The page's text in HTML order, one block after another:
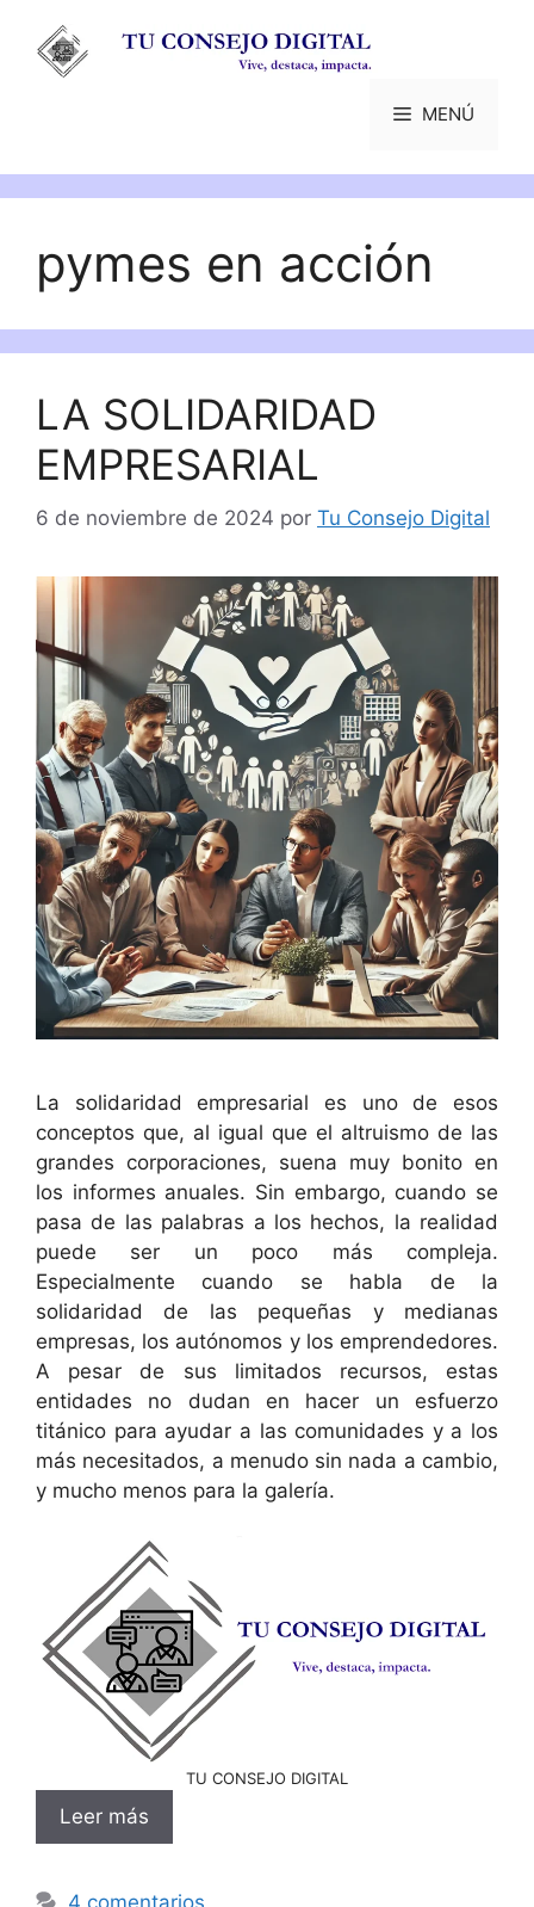
contenido
MENÚ
pymes en acción
LA SOLIDARIDAD
EMPRESARIAL
6 de noviembre de 2024 por Tu Consejo Digital
La solidaridad empresarial es uno de esos
conceptos que, al igual que el altruismo de las
grandes corporaciones, suena muy bonito en
los informes anuales. Sin embargo, cuando se
pasa de las palabras a los hechos, la realidad
puede ser un poco más compleja.
Especialmente cuando se habla de la
solidaridad de las pequeñas y medianas
empresas, los autónomos y los emprendedores.
A pesar de sus limitados recursos, estas
entidades no dudan en hacer un esfuerzo
titánico para ayudar a las comunidades y a los
más necesitados, a menudo sin nada a cambio,
y mucho menos para la galería.
TU CONSEJO DIGITAL
Leer más